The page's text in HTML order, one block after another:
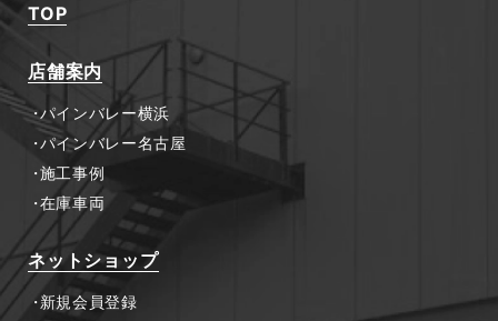
TOP
店舗案内
パインバレー横浜
パインバレー名古屋
施工事例
在庫車両
ネットショップ
新規会員登録